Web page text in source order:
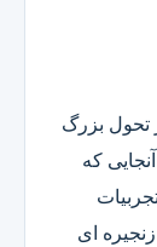
تحول بزرگ
که
ای